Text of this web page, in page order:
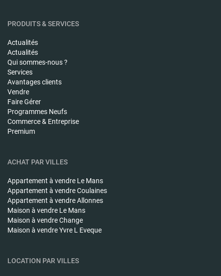
PRODUITS & SERVICES
Actualités
Actualités
Qui sommes-nous ?
Services
Avantages clients
Vendre
Faire Gérer
Programmes Neufs
Commerce & Entreprise
Premium
ACHAT PAR VILLES
Appartement à vendre Le Mans
Appartement à vendreCoulaines
Appartement à vendreAllonnes
Maison à vendre Le Mans
Maison à vendreChange
Maison à vendreYvre L Eveque
LOCATION PAR VILLES